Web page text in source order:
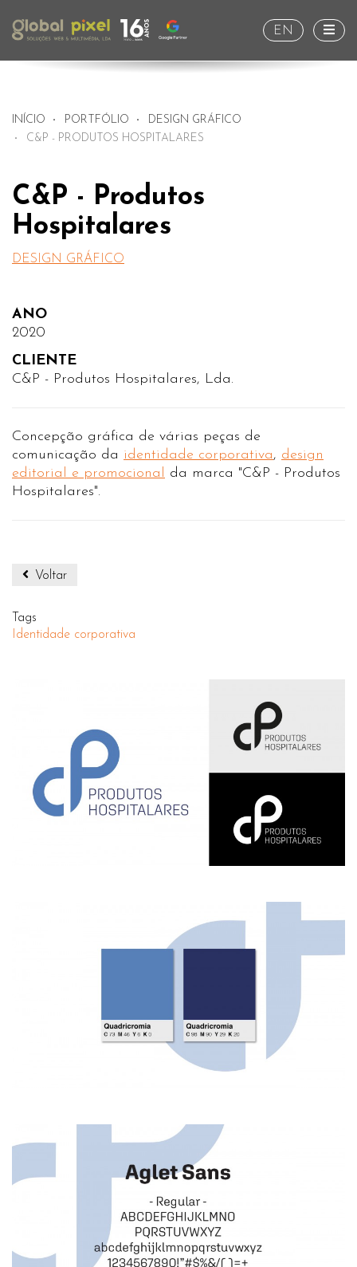
EN
INÍCIO PORTFÓLIO
DESIGN GRÁFICO
C&P - PRODUTOS HOSPITALARES
C&P - Produtos
Hospitalares
DESIGN GRÁFICO
ANO
2020
CLIENTE
C&P - Produtos Hospitalares, Lda.
Concepção gráfica de várias peças de
comunicação da identidade corporativa, design
editorial e promocional da marca "C&P - Produtos
Hospitalares".
Voltar
Tags
Identidade corporativa